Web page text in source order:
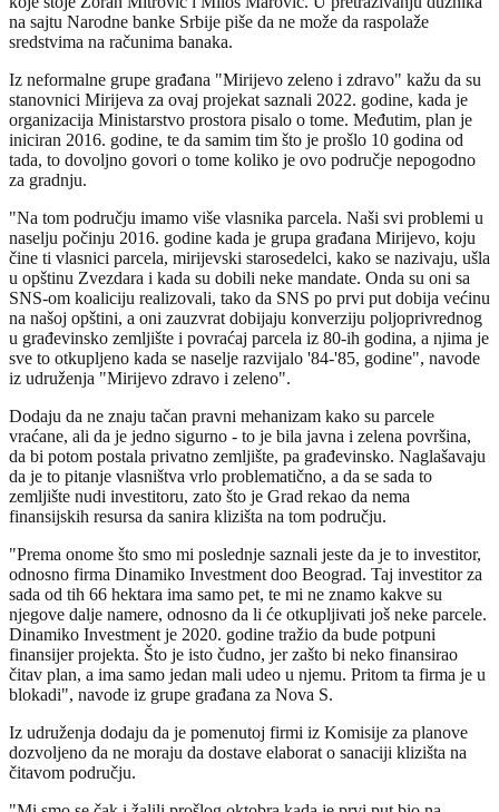
na sajtu Narodne banke Srbije piše da ne može da raspolaže
sredstvima na računima banaka.
Iz neformalne grupe građana "Mirijevo zeleno i zdravo" kažu da su
stanovnici Mirijeva za ovaj projekat saznali 2022. godine, kada je
organizacija Ministarstvo prostora pisalo o tome. Međutim, plan je
iniciran 2016. godine, te da samim tim što je prošlo 10 godina od
tada, to dovoljno govori o tome koliko je ovo područje nepogodno
za gradnju.
"Na tom području imamo više vlasnika parcela. Naši svi problemi u
naselju počinju 2016. godine kada je grupa građana Mirijevo, koju
čine ti vlasnici parcela, mirijevski starosedelci, kako se nazivaju, ušla
u opštinu Zvezdara i kada su dobili neke mandate. Onda su oni sa
SNS-om koaliciju realizovali, tako da SNS po prvi put dobija većinu
na našoj opštini, a oni zauzvrat dobijaju konverziju poljoprivrednog
u građevinsko zemljište i povraćaj parcela iz 80-ih godina, a njima je
sve to otkupljeno kada se naselje razvijalo '84-'85, godine", navode
iz udruženja "Mirijevo zdravo i zeleno".
Dodaju da ne znaju tačan pravni mehanizam kako su parcele
vraćane, ali da je jedno sigurno - to je bila javna i zelena površina,
da bi potom postala privatno zemljište, pa građevinsko. Naglašavaju
da je to pitanje vlasništva vrlo problematično, a da se sada to
zemljište nudi investitoru, zato što je Grad rekao da nema
finansijskih resursa da sanira klizišta na tom području.
"Prema onome što smo mi poslednje saznali jeste da je to investitor,
odnosno firma Dinamiko Investment doo Beograd. Taj investitor za
sada od tih 66 hektara ima samo pet, te mi ne znamo kakve su
njegove dalje namere, odnosno da li će otkupljivati još neke parcele.
Dinamiko Investment je 2020. godine tražio da bude potpuni
finansijer projekta. Što je isto čudno, jer zašto bi neko finansirao
čitav plan, a ima samo jedan mali udeo u njemu. Pritom ta firma je u
blokadi", navode iz grupe građana za Nova S.
Iz udruženja dodaju da je pomenutoj firmi iz Komisije za planove
dozvoljeno da ne moraju da dostave elaborat o sanaciji klizišta na
čitavom području.